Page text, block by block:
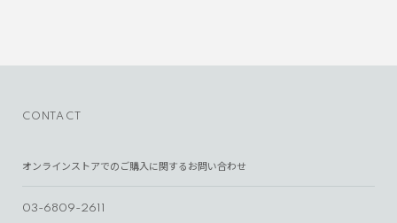
CONTACT
オンラインストアでのご購入に関するお問い合わせ
03-6809-2611